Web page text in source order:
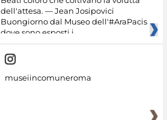
dell'attesa. — Jean Josipovici
Buongiorno dal Museo dell'#AraPacis
dove sono esposti i
museiincomuneroma